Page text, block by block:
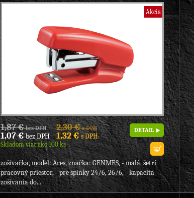
Akcia
1,87 €bez DPH 2,30 €s DPH
1,07 €bez DPH 1,32 €s DPH
Skladom viac ako 100 ks
DETAIL
zošívačka, model: Ares, značka: GENMES, - malá, šetrí
pracovný priestor, - pre spinky 24/6, 26/6, - kapacita
zošívania do...